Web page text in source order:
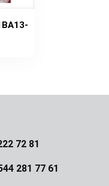
72 81
281 77 61